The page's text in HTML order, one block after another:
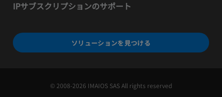
IPサブスクリプションのサポート
ソリューションを見つける
© 2008-2026 IMAIOS SAS All rights reserved